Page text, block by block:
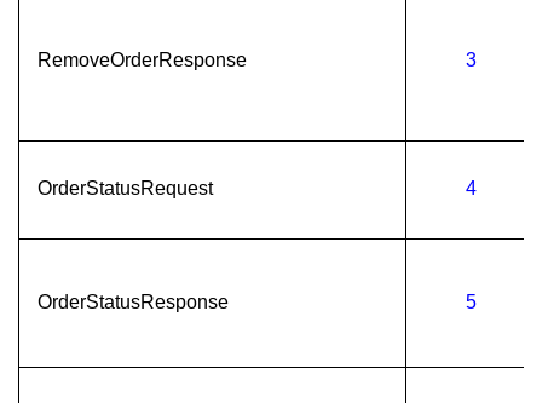
RemoveOrderResponse 3
OrderStatusRequest 4
OrderStatusResponse 5